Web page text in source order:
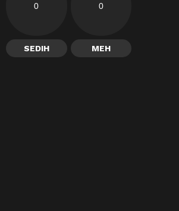
0
SEDIH
0
MEH